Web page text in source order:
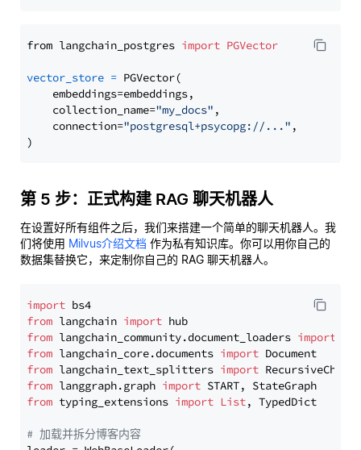
from langchain_postgres import PGVector
vector_store = PGVector(
    embeddings=embeddings,
    collection_name=
"my_docs" ,
    connection=
"postgresql+psycopg://..." ,
第 5 步：正式构建 RAG 聊天机器人
在设置好所有组件之后，我们来搭建一个简单的聊天机器人。我
们将使用 Milvus介绍文档 作为私有知识库。你可以用你自己的
数据集替换它，来定制你自己的 RAG 聊天机器人。
import
from langchain import
from langchain_community.document_loaders import
from langchain_core.documents import
from langchain_text_splitters import
from langgraph.graph import
from typing_extensions import List, TypedDict
# 加载并拆分博客内容